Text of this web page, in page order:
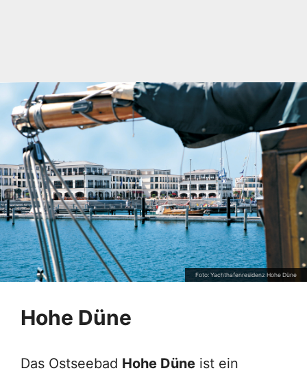
Foto: Yachthafenresidenz Hohe Düne
Hohe Düne
Das Ostseebad Hohe Düne ist ein